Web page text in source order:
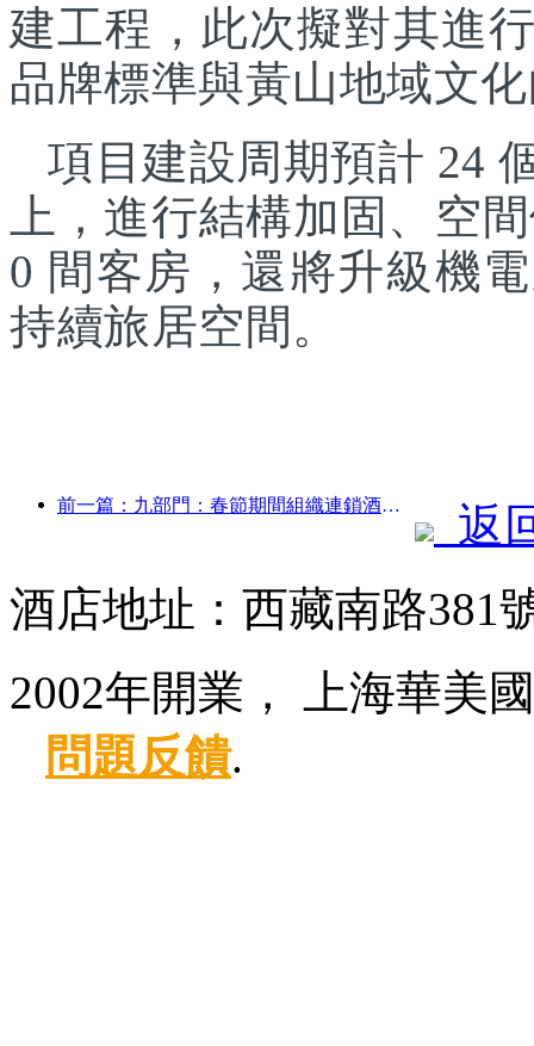
建工程，此次擬對其進
品牌標準與黃山地域文
項目建設周期預計 24
上，進行結構加固、空
0 間客房，還將升級機
持續旅居空間。
前一篇：九部門：春節期間組織連鎖酒店、精品民宿等推出優惠措施
返
酒店地址：西藏南路381
2002年開業， 上海華美
問題反饋.